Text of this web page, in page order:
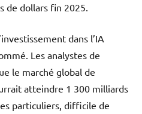
de dollars fin 2025.
dans l’IA
Les analystes de
le marché global de
atteindre 1 300 milliards
particuliers, difficile de